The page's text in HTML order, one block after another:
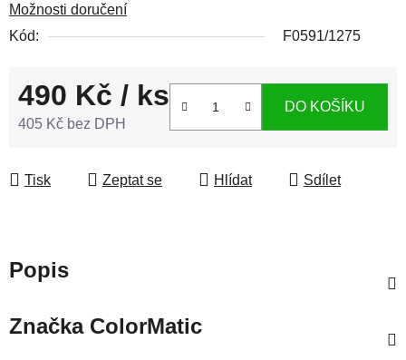
Možnosti doručení
Kód:
F0591/1275
490 Kč / ks
405 Kč bez DPH
DO KOŠÍKU
Tisk Zeptat se Hlídat Sdílet
Popis
ZnačkaColorMatic